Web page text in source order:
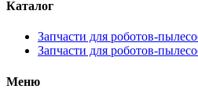
Каталог
Запчасти для роботов-
Запчасти для роботов-
Меню